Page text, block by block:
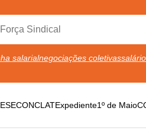
salarialnegociações coletivas
CONCLATExpediente1º de Maio